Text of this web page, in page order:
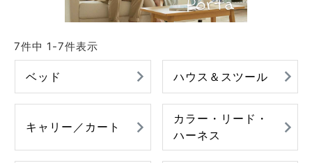
目的別に探す
SNS
ご利用案内
ACCOUNT MENU
ようこそ ゲスト 様
7件中 1 -7件表示
ベッド ハウス＆スツール
キャリー／カート
カラー・リード・
ハーネス